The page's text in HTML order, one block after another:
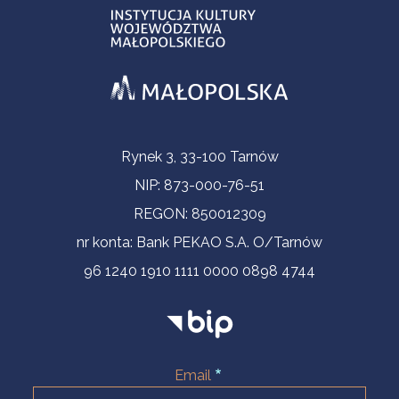
Contact InformationRynek 3, 33-100 Tarnów
NIP: 873-000-76-51
REGON: 850012309
nr konta: Bank PEKAO S.A. O/Tarnów
96 1240 1910 1111 0000 0898 4744
Email